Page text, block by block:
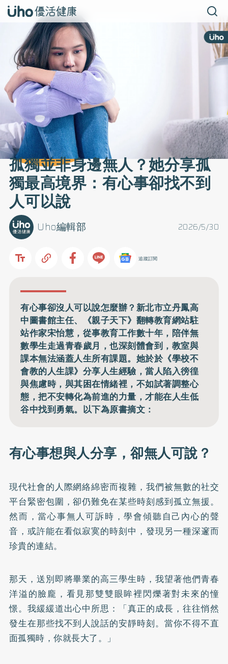
孤獨並非身邊無人？她分享孤
獨最高境界：有心事卻找不到
人可以說
2026/5/30
Uho編輯部
追蹤訂閱
有心事卻沒人可以說怎麼辦？新北市立丹鳳高
中圖書館主任、《親子天下》翻轉教育網站駐
站作家宋怡慧，從事教育工作數十年，陪伴無
數學生走過青春歲月，也深刻體會到，教室與
課本無法涵蓋人生所有課題。她於於《學校不
會教的人生課》分享人生經驗，當人陷入徬徨
與焦慮時，與其困在情緒裡，不如試著調整心
態，把不安轉化為前進的力量，才能在人生低
谷中找到勇氣。以下為原書摘文：
有心事想與人分享，卻無人可說？
現代社會的人際網絡綿密而複雜，我們被無數的社交
平台緊密包圍，卻仍難免在某些時刻感到孤立無援。
然而，當心事無人可訴時，學會傾聽自己內心的聲
音，或許能在看似寂寞的時刻中，發現另一種深邃而
珍貴的連結。
那天，送別即將畢業的高三學生時，我望著他們青春
洋溢的臉龐，看見那雙雙眼眸裡閃爍著對未來的憧
憬。我緩緩道出心中所思：「真正的成長，往往悄然
發生在那些找不到人說話的安靜時刻。當你不得不直
面孤獨時，你就長大了。」